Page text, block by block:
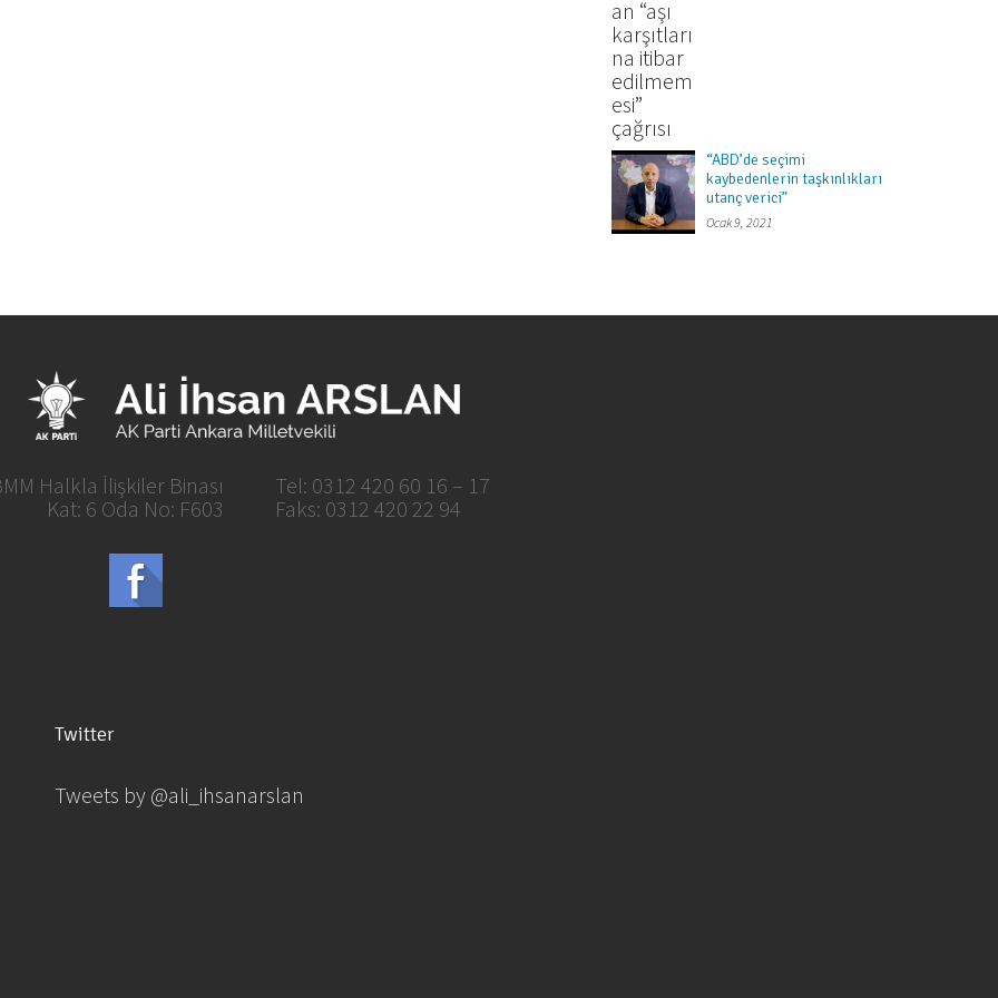
“ABD’de seçimi
kaybedenlerin taşkınlıkları
utanç verici”
Ocak 9, 2021
Tel: 0312 420 60 16 – 17
Faks: 0312 420 22 94
Halkla İlişkiler Binası
Kat: 6 Oda No: F603
Twitter
Tweets by @ali_ihsanarslan